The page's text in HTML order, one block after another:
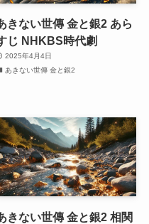
きない世傳 金と銀2 あら
じ NHKBS時代劇
2025年4月4日
あきない世傳 金と銀2
きない世傳 金と銀2 相関